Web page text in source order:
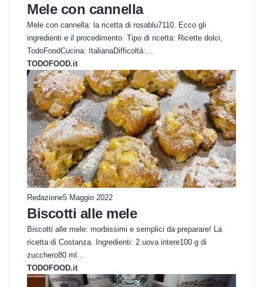
Mele con cannella
Mele con cannella: la ricetta di rosablu7110. Ecco gli
ingredienti e il procedimento. Tipo di ricetta: Ricette dolci,
TodoFoodCucina: ItalianaDifficoltà:…
TODOFOOD.it
Redazione5 Maggio 2022
Biscotti alle mele
Biscotti alle mele: morbissimi e semplici da preparare! La
ricetta di Costanza. Ingredienti: 2 uova intere100 g di
zucchero80 ml…
TODOFOOD.it